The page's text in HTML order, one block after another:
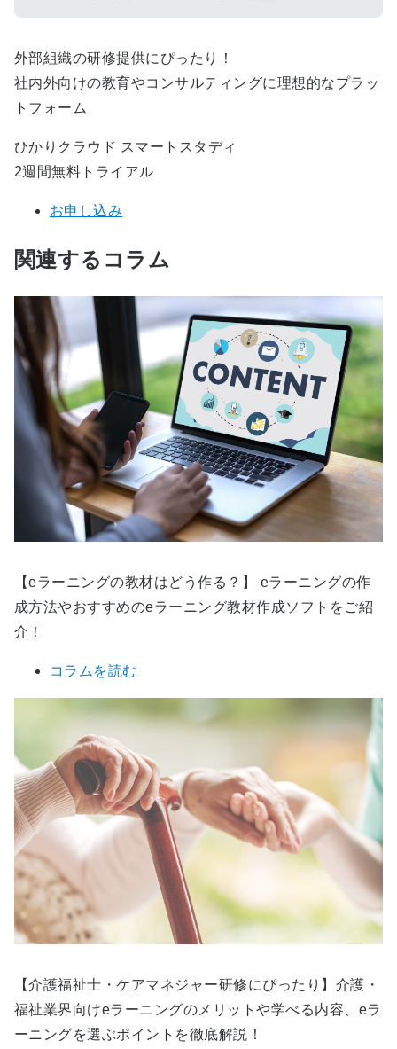
外部組織の研修提供にぴったり！
社内外向けの教育やコンサルティングに理想的なプラッ
トフォーム
ひかりクラウド スマートスタディ
2週間無料トライアル
お申し込み
関連するコラム
【eラーニングの教材はどう作る？】 eラーニングの作
成方法やおすすめのeラーニング教材作成ソフトをご紹
介！
コラムを読む
【介護福祉士・ケアマネジャー研修にぴったり】介護・
福祉業界向けeラーニングのメリットや学べる内容、eラ
ーニングを選ぶポイントを徹底解説！